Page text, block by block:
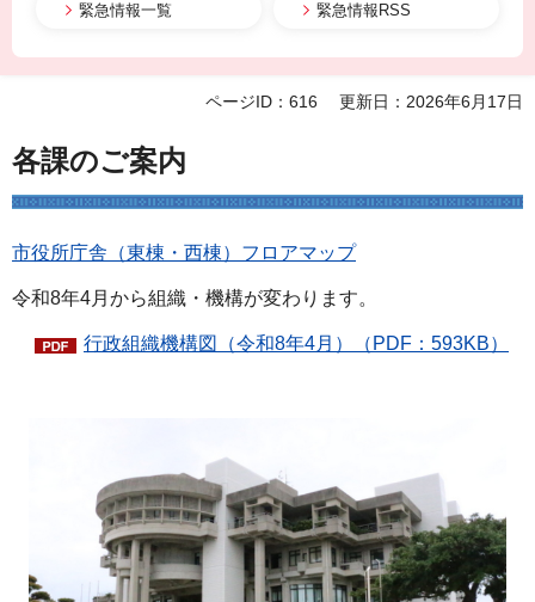
緊急情報一覧 緊急情報RSS
ページID：616 更新日：2026年6月17日
各課のご案内
市役所庁舎（東棟・西棟）フロアマップ
令和8年4月から組織・機構が変わります。
行政組織機構図（令和8年4月）（PDF：593KB）